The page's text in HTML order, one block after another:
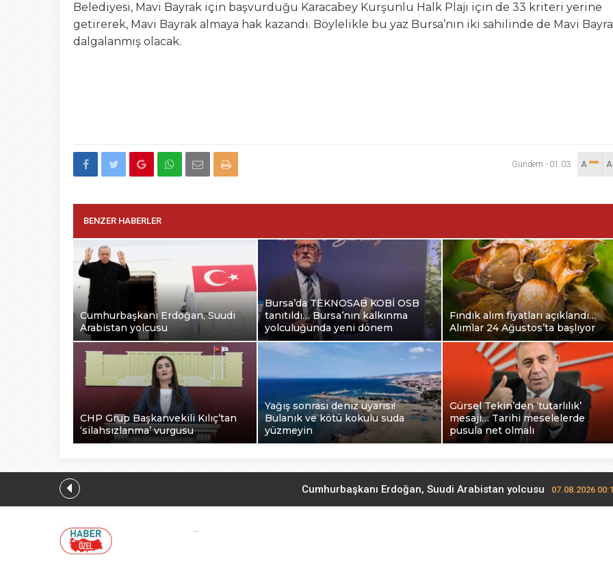
Belediyesi, Mavi Bayrak için başvurduğu Karacabey Kurşunlu Halk Plajı için de 33 kriteri yerine
getirerek, Mavi Bayrak almaya hak kazandı. Böylelikle bu yaz Bursa’nın iki sahilinde de Mavi
dalgalanmış olacak.
Gündem - 01:03 A
BENZER HABERLER
Cumhurbaşkanı Erdoğan, Suudi
Arabistan yolcusu
Bursa’da TEKNOSAB KOBİ OSB
tanıtıldı… Bursa’nın kalkınma
yolculuğunda yeni dönem
Fındık alım fiyatları açıklandı…
Alımlar 24 Ağustos’ta başlıyor
CHP Grup Başkanvekili Kılıç’tan
‘silahsızlanma’ vurgusu
Yağış sonrası deniz uyarısı!
Bulanık ve kötü kokulu suda
yüzmeyin
Gürsel Tekin’den ‘tutarlılık’
mesajı… Tarihi meselelerde
pusula net olmalı
Cumhurbaşkanı Erdoğan, Suudi Arabistan yolcusu 07.08.2026